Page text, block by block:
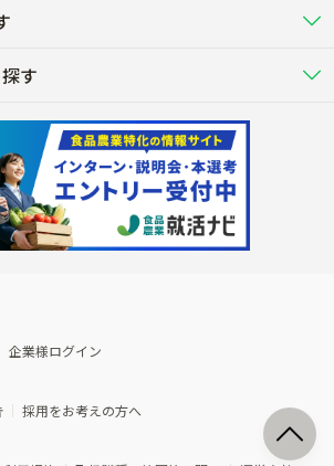
れや子馬
その他畜産
その他動物の畜産業（羊、ウズラな
ど）
産 ビニールハウスで多様な野菜の生産
植物の栽
植物工場
環境制御された工場で野菜の生産管
理
産・流
・販
流通･商社
農産物・農産品の物流・卸し・輸出
入
福祉
または
漁業･養殖
魚介類の採捕・養殖、または水産加
工場
WEB･IT
AT免許OK
管理者･幹部採用
年間休日100日以上
独立支援可能
す
企業様ログイン
採用をお考えの方へ